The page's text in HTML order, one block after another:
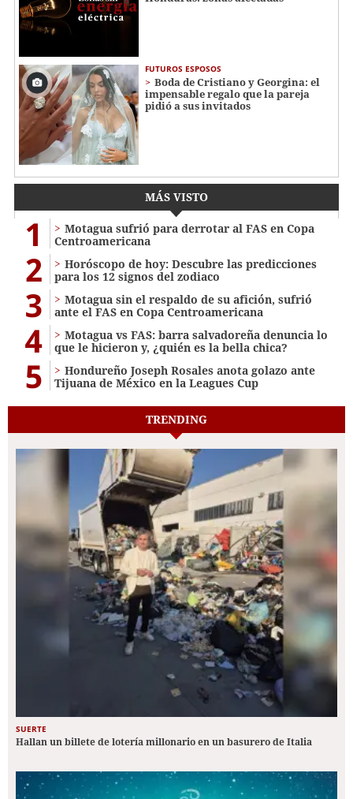
FUTUROS ESPOSOS
Boda de Cristiano y Georgina: el
impensable regalo que la pareja
pidió a sus invitados
MÁS VISTO
1
Motagua sufrió para derrotar al FAS en Copa
Centroamericana
2
Horóscopo de hoy: Descubre las predicciones
para los 12 signos del zodiaco
3
Motagua sin el respaldo de su afición, sufrió
ante el FAS en Copa Centroamericana
4
Motagua vs FAS: barra salvadoreña denuncia lo
que le hicieron y, ¿quién es la bella chica?
5
Hondureño Joseph Rosales anota golazo ante
Tijuana de México en la Leagues Cup
TRENDING
SUERTE
Hallan un billete de lotería millonario en un basurero de Italia